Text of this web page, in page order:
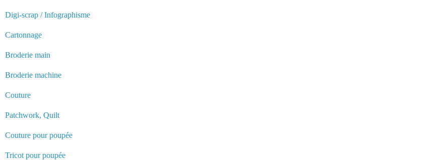
Digi-scrap / Infographisme
Cartonnage
Broderie main
Broderie machine
Couture
Patchwork, Quilt
Couture pour poupée
Tricot pour poupée